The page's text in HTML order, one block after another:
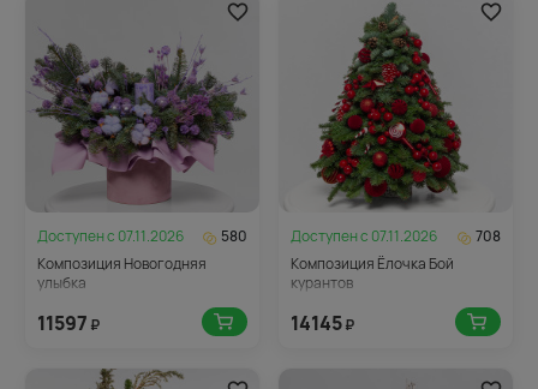
Доступен с 07.11.2026
580
Композиция Новогодняя
улыбка
11597 ₽
Доступен с 07.11.2026
708
Композиция Ёлочка Бой
курантов
14145₽